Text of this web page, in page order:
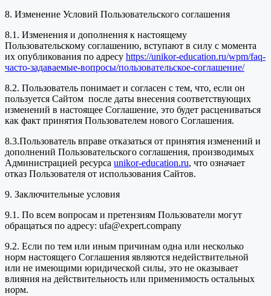
8. Изменение Условий Пользовательского соглашения
8.1. Изменения и дополнения к настоящему
Пользовательскому соглашению, вступают в силу с момента
их опубликования по адресу https://unikor-education.ru/wpm/faq-
часто-задаваемые-вопросы/пользовательское-соглашение/
8.2. Пользователь понимает и согласен с тем, что, если он
пользуется Сайтом после даты внесения соответствующих
изменений в настоящее Соглашение, это будет расцениваться
как факт принятия Пользователем нового Соглашения.
8.3.Пользователь вправе отказаться от принятия изменений и
дополнений Пользовательского соглашения, производимых
Администрацией ресурса unikor-education.ru, что означает
отказ Пользователя от использования Сайтов.
9. Заключительные условия
9.1. По всем вопросам и претензиям Пользователи могут
обращаться по адресу: ufa@expert.company
9.2. Если по тем или иным причинам одна или несколько
норм настоящего Соглашения являются недействительной
или не имеющими юридической силы, это не оказывает
влияния на действительность или применимость остальных
норм.